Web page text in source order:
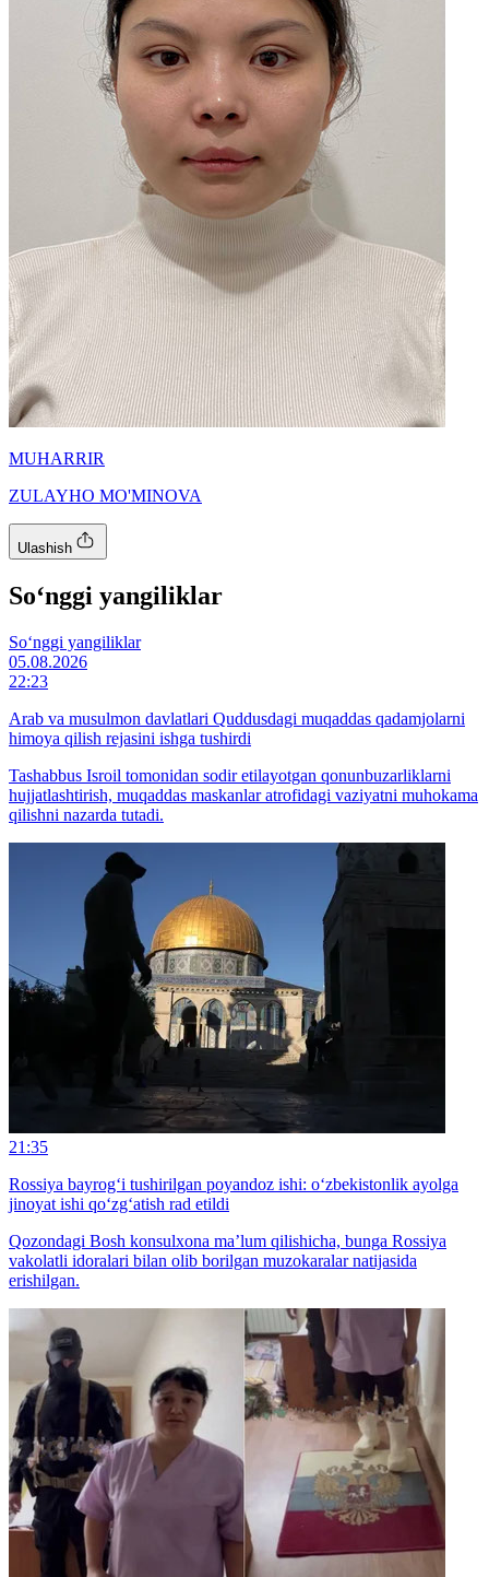
MUHARRIR
ZULAYHO MO'MINOVA
Ulashish
So‘nggi yangiliklar
So‘nggi yangiliklar
05.08.2026
22:23
Arab va musulmon davlatlari Quddusdagi muqaddas qadamjolarni
himoya qilish rejasini ishga tushirdi
Tashabbus Isroil tomonidan sodir etilayotgan qonunbuzarliklarni
hujjatlashtirish, muqaddas maskanlar atrofidagi vaziyatni muhokama
qilishni nazarda tutadi.
21:35
Rossiya bayrog‘i tushirilgan poyandoz ishi: o‘zbekistonlik ayolga
jinoyat ishi qo‘zg‘atish rad etildi
Qozondagi Bosh konsulxona ma’lum qilishicha, bunga Rossiya
vakolatli idoralari bilan olib borilgan muzokaralar natijasida
erishilgan.